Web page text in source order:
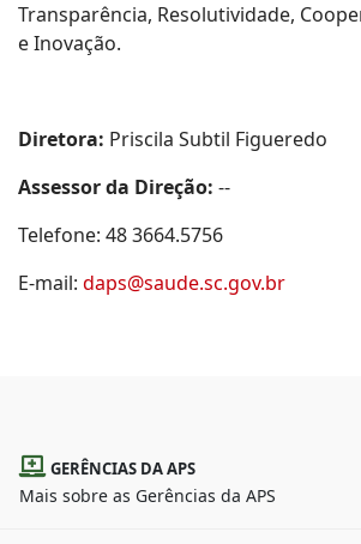
Transparência, Resolutividade,
e Inovação.
Diretora: Priscila Subtil Figueredo
Assessor da Direção: --
Telefone: 48 3664.5756
E-mail: daps@saude.sc.gov.br
GERÊNCIAS DA APS
Mais sobre as Gerências da APS